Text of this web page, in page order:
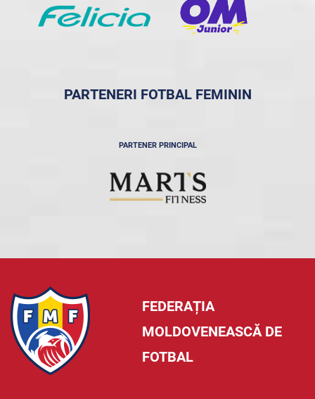
PARTENERI FOTBAL FEMININ
PARTENER PRINCIPAL
FEDERAȚIA
MOLDOVENEASCĂ DE
FOTBAL